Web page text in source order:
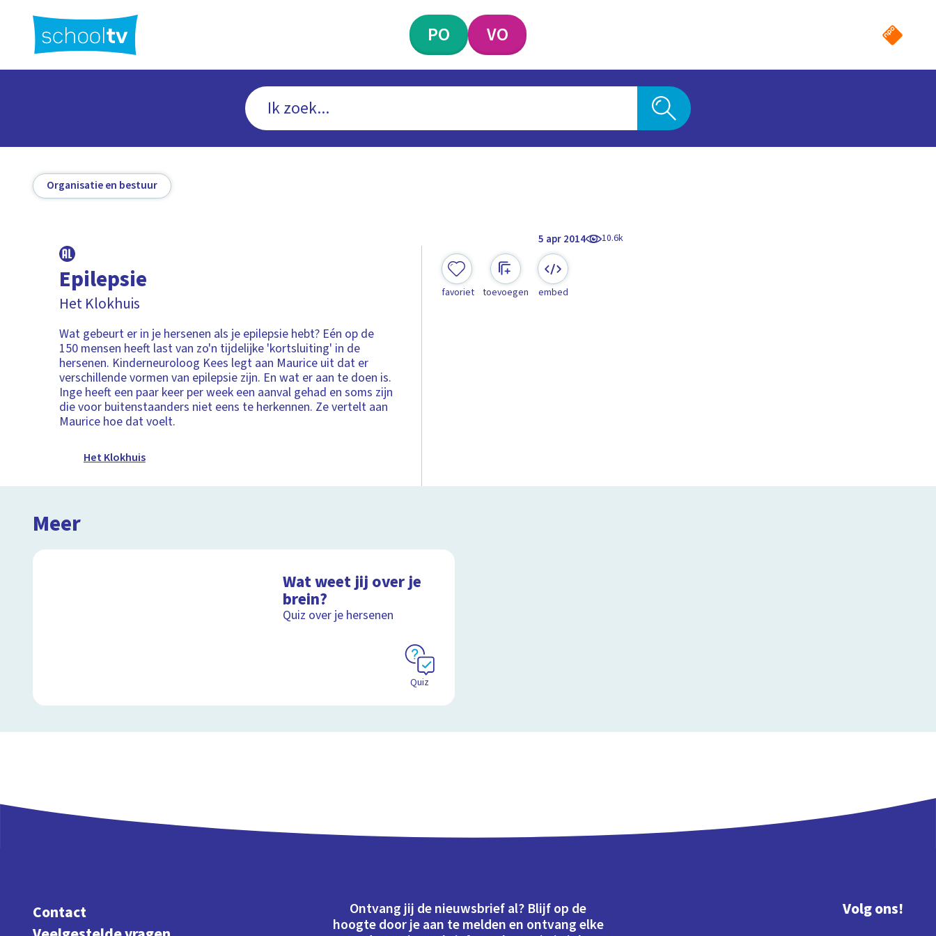
hoofdinhoud
PO VO
Organisatie en bestuur
5 apr 2014 10.6k
Epilepsie
Het Klokhuis
Wat gebeurt er in je hersenen als je epilepsie hebt? Eén op de
150 mensen heeft last van zo'n tijdelijke 'kortsluiting' in de
hersenen. Kinderneuroloog Kees legt aan Maurice uit dat er
verschillende vormen van epilepsie zijn. En wat er aan te doen is.
Inge heeft een paar keer per week een aanval gehad en soms zijn
die voor buitenstaanders niet eens te herkennen. Ze vertelt aan
Maurice hoe dat voelt.
Het Klokhuis
favoriet toevoegen embed
Meer
Wat weet jij over je
brein?
Quiz over je hersenen
Quiz
Contact
Ontvang jij de nieuwsbrief al? Blijf op de
hoogte door je aan te melden en ontvang elke
Volg ons!